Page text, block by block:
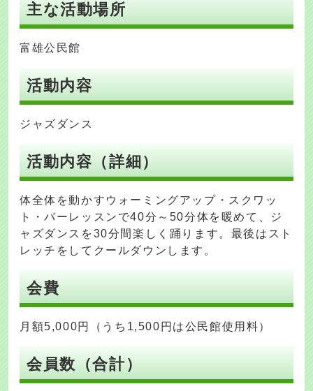
主な活動場所
富雄公民館
活動内容
ジャズダンス
活動内容（詳細）
体全体を動かすウォーミングアップ・スクワッ
ト・バーレッスンで40分～50分体を暖めて、ジ
ャズダンスを30分間楽しく踊ります。最後はスト
レッチをしてクールダウンします。
会費
月額5,000円（うち1,500円は公民館使用料）
会員数（合計）